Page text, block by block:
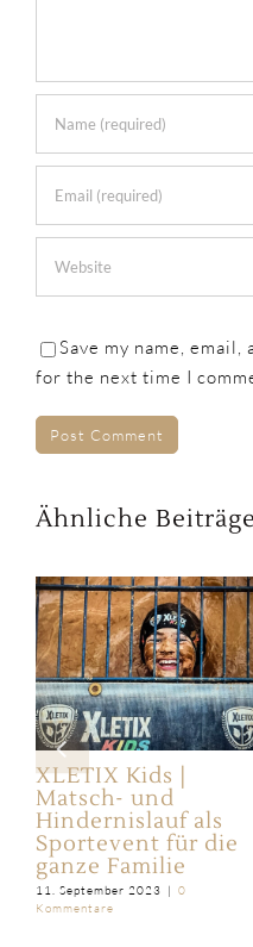
Save my name,
for the next time I
Ähnliche Beiträge
XLETIX Kids |
Matsch- und
Hindernislauf als
Sportevent für die
ganze Familie
11. September 2023 | 0
Kommentare